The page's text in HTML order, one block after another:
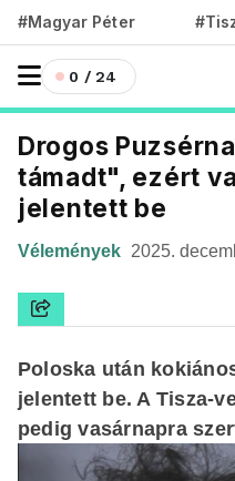
#Magyar Péter
0 / 24
Drogos
támadt", ezért
jelentett be
Vélemények 2025.
Poloska után
jelentett be. A Tisza-
pedig vasárnapra